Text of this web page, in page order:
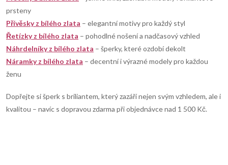
c
í
p
r
k
prsteny
Přívěsky z bílého zlata – elegantní motivy pro každý styl
Řetízky z bílého zlata – pohodlné nošení a nadčasový vzhled
Náhrdelníky z bílého zlata – šperky, které ozdobí dekolt
Náramky z bílého zlata – decentní i výrazné modely pro každou
ženu
Dopřejte si šperk s briliantem, který zazáří nejen svým vzhledem, ale i
kvalitou – navíc s dopravou zdarma při objednávce nad 1 500 Kč.